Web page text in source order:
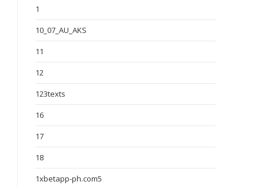
1
10_07_AU_AKS
11
12
123texts
16
17
18
1xbetapp-ph.com5